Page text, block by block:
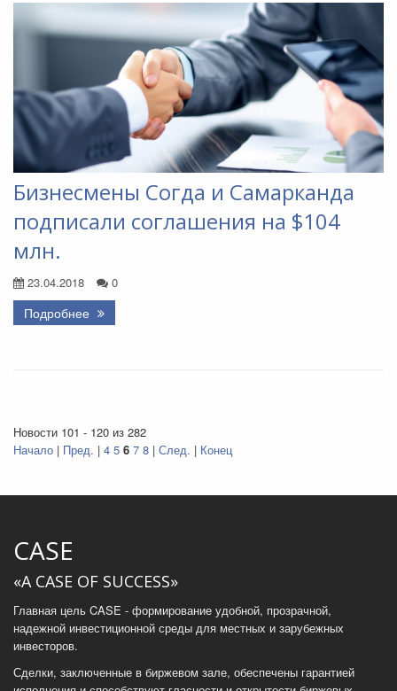
Бизнесмены Согда и Самарканда
подписали соглашения на $104
млн.
23.04.2018 0
Подробнее
Новости 101 - 120 из 282
Начало | Пред. | 4 5 6 7 8 | След. | Конец
CASE
«A CASE OF SUCCESS»
Главная цель CASE - формирование удобной, прозрачной,
надежной инвестиционной среды для местных и зарубежных
инвесторов.
Сделки, заключенные в биржевом зале, обеспечены гарантией